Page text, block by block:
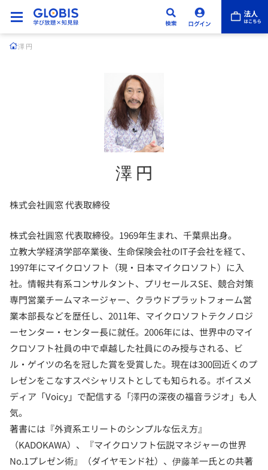
澤 円
澤 円
株式会社圓窓 代表取締役
株式会社圓窓 代表取締役。1969年生まれ、千葉県出身。
立教大学経済学部卒業後、生命保険会社のIT子会社を経て、
1997年にマイクロソフト（現・日本マイクロソフト）に入
社。情報共有系コンサルタント、プリセールスSE、競合対策
専門営業チームマネージャー、クラウドプラットフォーム営
業本部長などを歴任し、2011年、マイクロソフトテクノロジ
ーセンター・センター長に就任。2006年には、世界中のマイ
クロソフト社員の中で卓越した社員にのみ授与される、ビ
ル・ゲイツの名を冠した賞を受賞した。現在は300回近くのプ
レゼンをこなすスペシャリストとしても知られる。ボイスメ
ディア「Voicy」で配信する「澤円の深夜の福音ラジオ」も人
気。
著書には『外資系エリートのシンプルな伝え方』
（KADOKAWA）、『マイクロソフト伝説マネジャーの世界
No.1プレゼン術』（ダイヤモンド社）、伊藤羊一氏との共著